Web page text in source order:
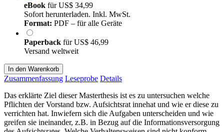
eBook fürUS$ 34,99
Sofort herunterladen. Inkl. MwSt.
Format: PDF – für alle Geräte
Paperback fürUS$ 46,99
Versand weltweit
In den Warenkorb
Zusammenfassung Leseprobe Details
Das erklärte Ziel dieser Masterthesis ist es zu untersuchen welche
Pflichten der Vorstand bzw. Aufsichtsrat innehat und wie er diese zu
verrichten hat. Inwiefern sich die Aufgaben unterscheiden und wie
greifen sie ineinander, z.B. in Bezug auf die Informationsversorgung